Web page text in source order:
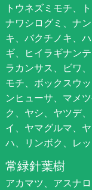
トウネズミモチ、
ナワシログミ、ナ
キ、バクチノキ、
ギ、ヒイラギナン
ラカンサス、ビワ
モチ、ボックスウ
ンヒューサ、マメ
ク、ヤシ、ヤツデ
イ、ヤマグルマ、
ハ、リンボク、レ
常緑針葉樹
アカマツ、アスナ